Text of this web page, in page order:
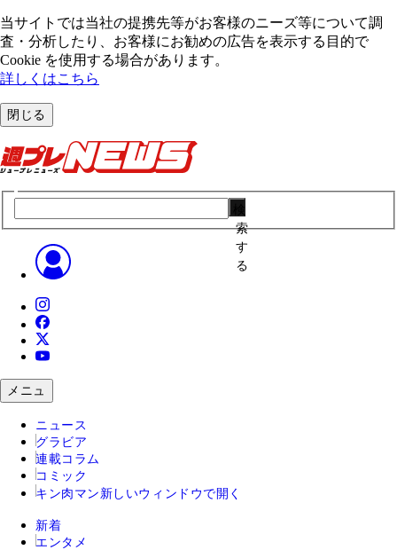
当サイトでは当社の提携先等がお客様のニーズ等について調
査・分析したり、お客様にお勧めの広告を表⽰する⽬的で
Cookie を使⽤する場合があります。
詳しくはこちら
閉じる
索
す
る
メニュ
ニュース
グラビア
連載コラム
コミック
キン肉マン 新しいウィンドウで開く
新着
エンタメ